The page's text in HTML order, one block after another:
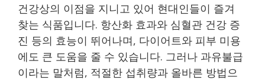
건강상의 이점을 지니고 있어 현대인들이 즐겨
찾는 식품입니다. 항산화 효과와 심혈관 건강 증
진 등의 효능이 뛰어나며, 다이어트와 피부 미용
에도 큰 도움을 줄 수 있습니다. 그러나 과유불급
이라는 말처럼, 적절한 섭취량과 올바른 방법으